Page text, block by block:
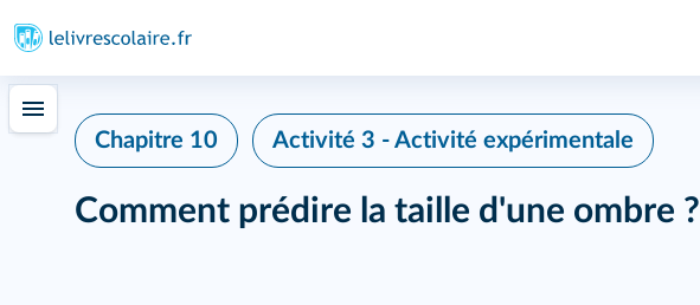
Chapitre 10 Activité 3 - Activité expérimentale
Comment prédire la taille d'une ombre ?